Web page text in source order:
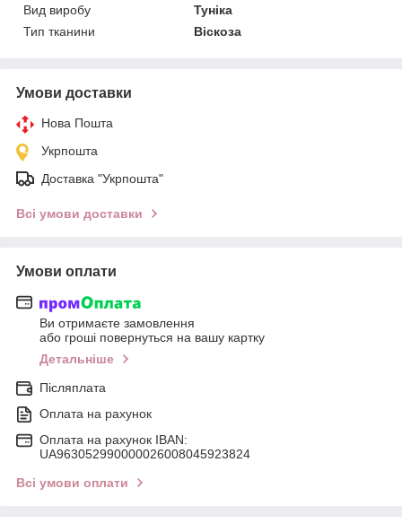
Вид виробу
Туніка
Тип тканини
Віскоза
Умови доставки
Нова Пошта
Укрпошта
Доставка "Укрпошта"
Всі умови доставки
Умови оплати
Ви отримаєте замовлення
або гроші повернуться на вашу картку
Детальніше
Післяплата
Оплата на рахунок
Оплата на рахунок IBAN:
UA963052990000026008045923824
Всі умови оплати